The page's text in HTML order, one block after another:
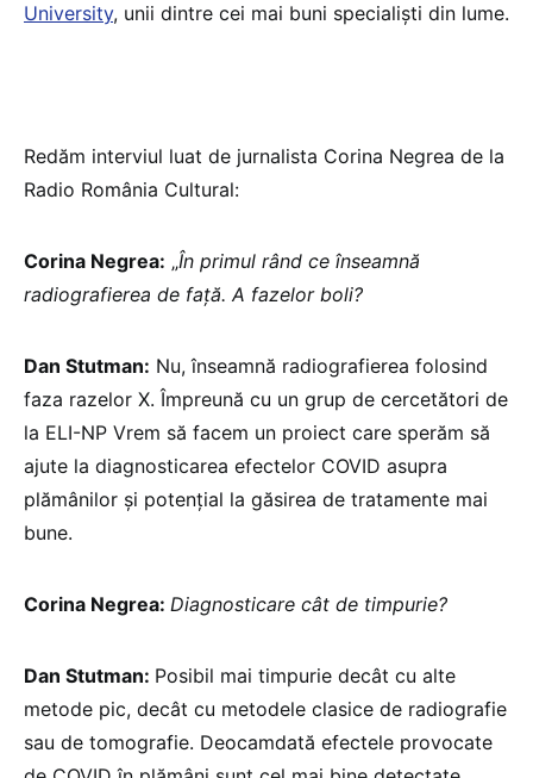
University, unii dintre cei mai buni specialişti din lume.
Redăm interviul luat de jurnalista Corina Negrea de la
Radio România Cultural:
Corina Negrea: „În primul rând ce înseamnă
radiografierea de față. A fazelor boli?
Dan Stutman: Nu, înseamnă radiografierea folosind
faza razelor X. Împreună cu un grup de cercetători de
la ELI-NP Vrem să facem un proiect care sperăm să
ajute la diagnosticarea efectelor COVID asupra
plămânilor și potențial la găsirea de tratamente mai
bune.
Corina Negrea: Diagnosticare cât de timpurie?
Dan Stutman: Posibil mai timpurie decât cu alte
metode pic, decât cu metodele clasice de radiografie
sau de tomografie. Deocamdată efectele provocate